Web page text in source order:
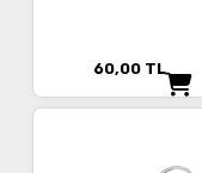
60,00 TL